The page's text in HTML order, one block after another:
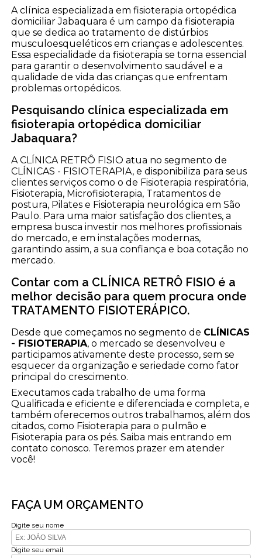
A clínica especializada em fisioterapia ortopédica
domiciliar Jabaquara é um campo da fisioterapia
que se dedica ao tratamento de distúrbios
musculoesqueléticos em crianças e adolescentes.
Essa especialidade da fisioterapia se torna essencial
para garantir o desenvolvimento saudável e a
qualidade de vida das crianças que enfrentam
problemas ortopédicos.
Pesquisando clínica especializada em
fisioterapia ortopédica domiciliar
Jabaquara?
A CLÍNICA RETRÔ FISIO atua no segmento de
CLÍNICAS - FISIOTERAPIA, e disponibiliza para seus
clientes serviços como o de Fisioterapia respiratória,
Fisioterapia, Microfisioterapia, Tratamentos de
postura, Pilates e Fisioterapia neurológica em São
Paulo. Para uma maior satisfação dos clientes, a
empresa busca investir nos melhores profissionais
do mercado, e em instalações modernas,
garantindo assim, a sua confiança e boa cotação no
mercado.
Contar com a CLÍNICA RETRÔ FISIO é a
melhor decisão para quem procura onde
TRATAMENTO FISIOTERÁPICO.
Desde que começamos no segmento de CLÍNICAS
- FISIOTERAPIA, o mercado se desenvolveu e
participamos ativamente deste processo, sem se
esquecer da organização e seriedade como fator
principal do crescimento.
Executamos cada trabalho de uma forma
Qualificada e eficiente e diferenciada e completa, e
também oferecemos outros trabalhamos, além dos
citados, como Fisioterapia para o pulmão e
Fisioterapia para os pés. Saiba mais entrando em
contato conosco. Teremos prazer em atender
você!
FAÇA UM ORÇAMENTO
Digite seu nome
Digite seu email